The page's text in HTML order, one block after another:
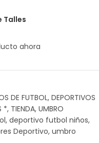
Talles
ahora
DE FUTBOL, DEPORTIVOS
*, TIENDA, UMBRO
, deportivo futbol niños,
Deportivo, umbro